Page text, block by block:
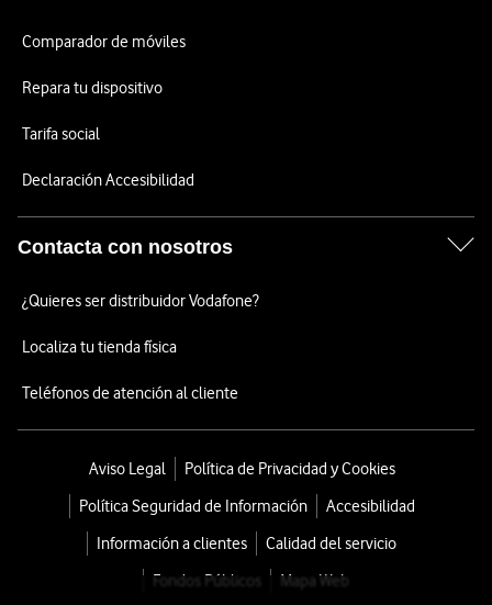
Comparador de móviles
Repara tu dispositivo
Tarifa social
Declaración Accesibilidad
Contacta con nosotros
¿Quieres ser distribuidor Vodafone?
Localiza tu tienda física
Teléfonos de atención al cliente
Aviso Legal
Política de Privacidad y Cookies
Política Seguridad de Información
Accesibilidad
Información a clientes
Calidad del servicio
Fondos Públicos
Mapa Web